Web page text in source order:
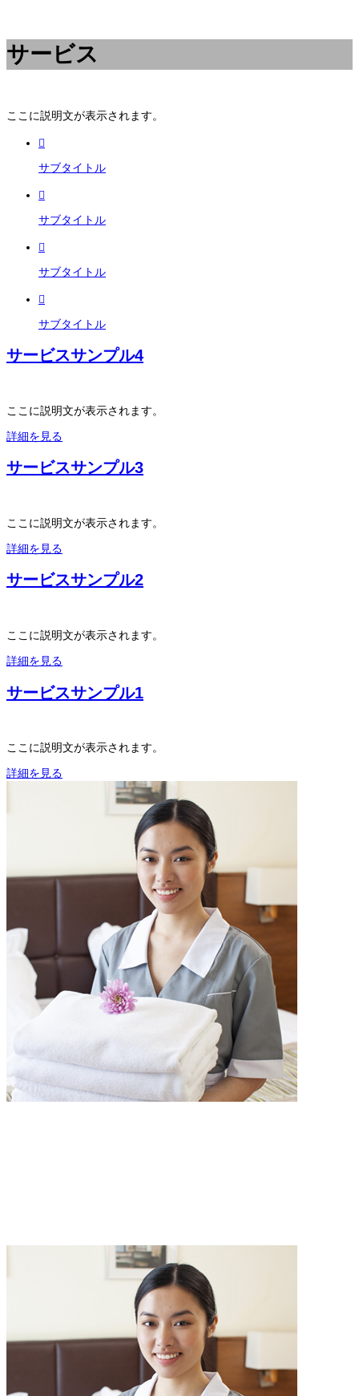
サービス
ここに説明文が表示されます。

サブタイトル

サブタイトル

サブタイトル

サブタイトル
サービスサンプル4
ここに説明文が表示されます。
詳細を見る
サービスサンプル3
ここに説明文が表示されます。
詳細を見る
サービスサンプル2
ここに説明文が表示されます。
詳細を見る
サービスサンプル1
ここに説明文が表示されます。
詳細を見る